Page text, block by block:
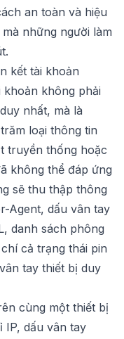
an toàn và hiệu
những người làm
kết tài khoản
khoản không phải
nhất, mà là
loại thông tin
truyền thống hoặc
không thể đáp ứng
sẽ thu thập thông
Agent, dấu vân tay
danh sách phông
cả trạng thái pin
tay thiết bị duy
cùng một thiết bị
IP, dấu vân tay